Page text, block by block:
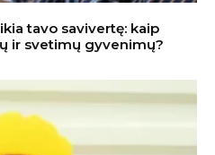
tavo savivertę: kaip
ir svetimų gyvenimų?